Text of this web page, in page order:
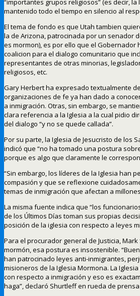
“importantes grupos religiosos” (es decir, la
mantenido todo el tiempo en silencio al
El tema de fondo es que Utah tambien
la de Arizona, patrocinada por un senador
es mormon), es por ello que el Gobernador
coalicion para el dialogo comunitario que
representantes de otras minorias,
religiosos, etc.
Gary Herbert ha expresado textualmente
organizaciones de fe ya han dado a
a inmigración. Otras, sin embargo, se
clara referencia a la Iglesia a la cual pidio
del dialogo “y no se quede callada”.
Por su parte, la Iglesia de Jesucristo de los
indicó que “no ha tomado una postura
porque es algo que claramente le
“Sin embargo, los líderes de la Iglesia han
compasión y que se reflexione
temas de inmigración que afectan a
La misma fuente indica que “los
de los Últimos Días toman sus propias
posición de la iglesia con respecto a leyes
Para el procurador general de Justicia,
mormón, esa postura es insostenible.
han patrocinado leyes anti-inmigrantes,
misioneros de la Iglesia Mormona. La
con respecto a inmigración y eso es
haga”, declaró Shurtleff en rueda de